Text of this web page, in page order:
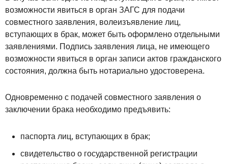
возможности явиться в орган ЗАГС для подачи
совместного заявления, волеизъявление лиц,
вступающих в брак, может быть оформлено отдельными
заявлениями. Подпись заявления лица, не имеющего
возможности явиться в орган записи актов гражданского
состояния, должна быть нотариально удостоверена.
Одновременно с подачей совместного заявления о
заключении брака необходимо предъявить:
паспорта лиц, вступающих в брак;
свидетельство о государственной регистрации